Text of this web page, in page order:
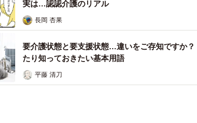
実は…認認介護のリアル
長岡 杏果
要介護状態と要支援状態…違いをご存知ですか
たり知っておきたい基本用語
平藤 清刀